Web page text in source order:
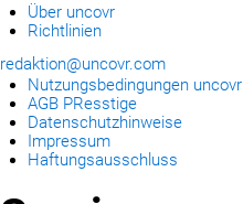
Über uncovr
Richtlinien
redaktion@uncovr.com
Nutzungsbedingungen uncovr
AGB PResstige
Datenschutzhinweise
Impressum
Haftungsausschluss